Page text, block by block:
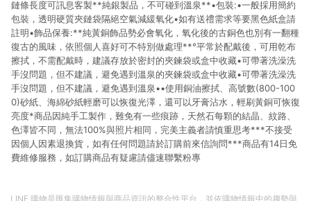
鏈條長度可訊息客製**純銀製品，不可碰到溫泉**•包裝:•一般採用簡約
包裝，透明硬質夾鏈袋隔絕空氣減緩氧化•如有送禮需求等要黑色紙盒請
註明•飾品保養:**純黃銅飾品勢必會氧化，氧化後的古銅色也別有一翻種
復古的風味，依照個人喜好可不特別做處理**°平常於配戴後，可用乾布
擦拭，不需配戴時，建議存放於密封的夾鍊袋或盒中收藏•可帶著洗澡洗
手沒問題，但不建議，避免遇到溫泉的夾鍊袋或盒中收藏•可帶著洗澡洗
手沒問題，但不建議，避免遇到溫泉••使用銅油擦拭、高號數(800-100
0)砂紙、海綿砂紙輕磨可以恢復光澤，還可以牙膏沾水，輕刷黃銅可恢復
亮度*商品因純手工製作，難免有一些痕跡，天然石每顆的結晶、紋路、
色澤皆不同，無法100%與照片相同，完美主義者請慎重思考***不接受
因個人因素退換貨，如有任何問題請於訂購前來信詢問***商品有14日免
費維修服務，如訂購商品有疑慮請儘速聯繫粉專
LINE 購物是匯集購物情報與商品資訊的整合性平台，並依購物情報中的趨勢與